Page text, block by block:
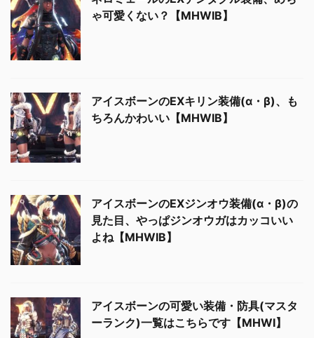
ゃ可愛くない？【MHWIB】
アイスボーンのEXキリン装備(α・β)、も
ちろんかわいい【MHWIB】
アイスボーンのEXジンオウ装備(α・β)の
見た目、やっぱジンオウガはカッコいい
よね【MHWIB】
アイスボーンの可愛い装備・防具(マスタ
ーランク)一覧はこちらです【MHWI】